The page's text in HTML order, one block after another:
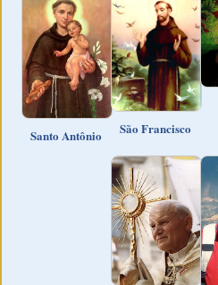
Santo Antônio São Francisco